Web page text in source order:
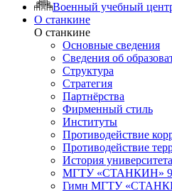
Военный учебный
О станкине
О станкине
Основные сведения
Сведения об
Структура
Стратегия
Партнёрства
Фирменный стиль
Институты
Противодействие
Противодействие
История университета
МГТУ «СТАНКИН» 90
Гимн МГТУ